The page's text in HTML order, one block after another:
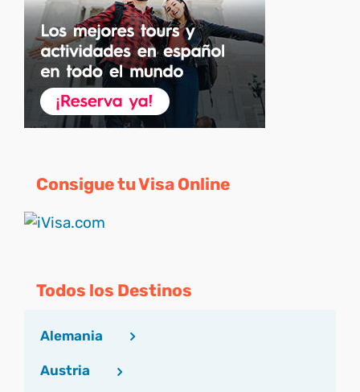
Consigue tu Visa Online
Todos los Destinos
Alemania
Austria